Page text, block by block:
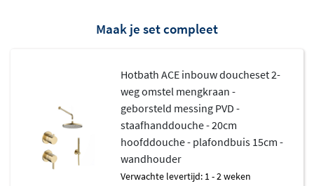
Maak je set compleet
Hotbath ACE inbouw doucheset 2-
weg omstel mengkraan -
geborsteld messing PVD -
staafhanddouche - 20cm
hoofddouche - plafondbuis 15cm -
wandhouder
Verwachte levertijd: 1 - 2 weken